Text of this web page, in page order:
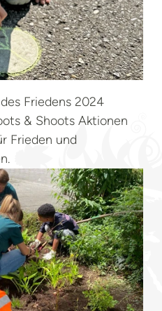
Friedens 2024
& Shoots Aktionen
Frieden und